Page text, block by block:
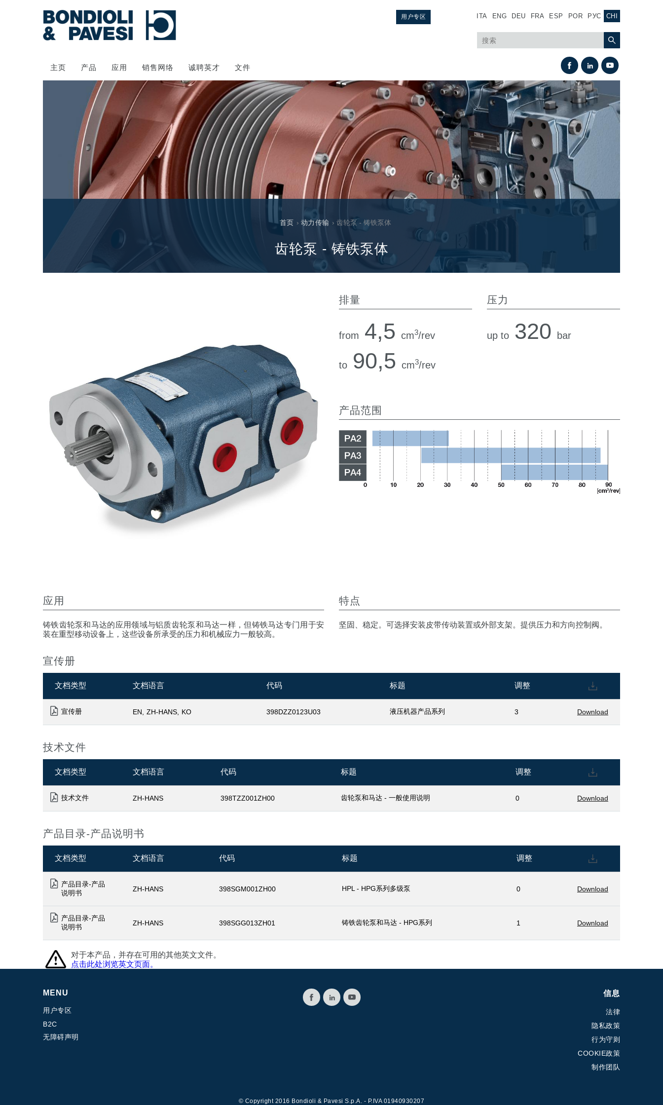
ITA ENG DEU FRA ESP POR РУС CHI
用户专区
主页 产品 应用 销售网络 诚聘英才 文件
动力传输
万向传动轴
专为 Bondioli & Pavesi 制造的齿轮变速箱
平行轴齿轮变速箱
标准泵驱动
控制
服控制器
控制系统的电子元件
热交换
首页 › 动力传输 › 齿轮泵 - 铸铁泵体
齿轮泵 - 铸铁泵体
排量
from 4,5 cm3/rev
to 90,5 cm3/rev
压力
up to 320 bar
产品范围
应用
铸铁齿轮泵和马达的应用领域与铝质齿轮泵和马达一样，但铸铁马达专门用于安
装在重型移动设备上，这些设备所承受的压力和机械应力一般较高。
特点
坚固、稳定。可选择安装皮带传动装置或外部支架。提供压力和方向控制阀。
宣传册
文档类型 文档语言 代码 标题 调整
宣传册 EN ZH-HANS KO 398DZZ0123U03 液压机器产品系列 3 Download
技术文件
文档类型 文档语言 代码 标题 调整
技术文件 ZH-HANS 398TZZ001ZH00 齿轮泵和马达 - 一般使用说明 0 Download
产品目录-产品说明书
文档类型 文档语言 代码 标题 调整
产品目录-产品
说明书
ZH-HANS 398SGM001ZH00 HPL - HPG系列多级泵 0 Download
产品目录-产品
说明书
ZH-HANS 398SGG013ZH01 铸铁齿轮泵和马达 - HPG系列 1 Download
对于本产品，并存在可用的其他英文文件。
点击此处浏览英文页面。
MENU
用户专区
B2C
无障碍声明
信息
法律
隐私政策
行为守则
COOKIE政策
制作团队
© Copyright 2016 Bondioli & Pavesi S.p.A. - P.IVA 01940930207